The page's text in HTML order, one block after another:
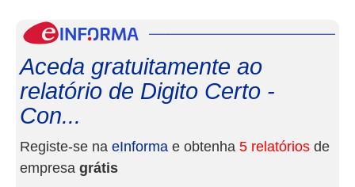
Aceda gratuitamente ao
relatório de Digito Certo -
Con...
Registe-se na eInforma e obtenha 5 relatórios de
empresa grátis